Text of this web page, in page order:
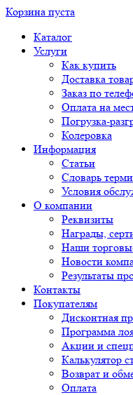
Корзина пуста
Каталог
Услуги
Как купить
Доставка
Заказ по
Оплата на
Погрузка-
Колеровка
Информация
Статьи
Словарь
Условия
О компании
Реквизиты
Награды,
Наши
Новости
Результаты
Контакты
Покупателям
Дисконтная
Программа
Акции и
Калькулятор
Возврат и
Оплата